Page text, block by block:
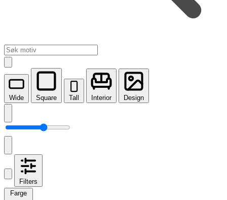
Wide Square Tall Interior Design
Filters
Farge